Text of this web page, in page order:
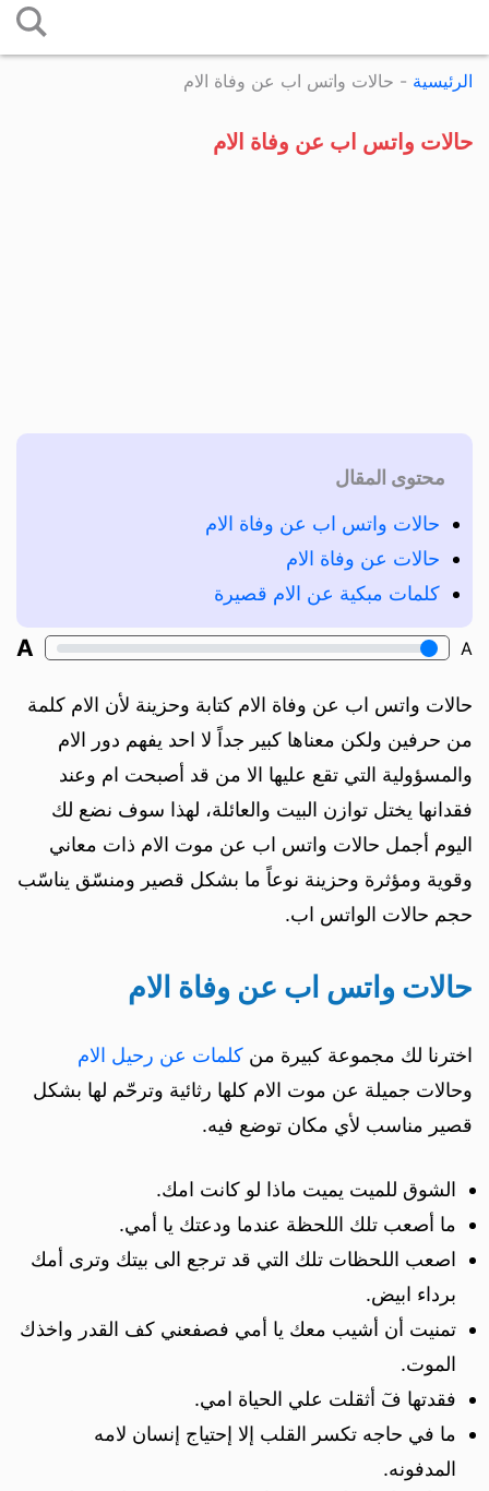
إلى
المحتوى
الرئيسية - حالات واتس اب عن وفاة الام
حالات واتس اب عن وفاة الام
محتوى المقال
حالات واتس اب عن وفاة الام
حالات عن وفاة الام
كلمات مبكية عن الام قصيرة
A
A
حالات واتس اب عن وفاة الام كتابة وحزينة لأن الام كلمة
من حرفين ولكن معناها كبير جداً لا احد يفهم دور الام
والمسؤولية التي تقع عليها الا من قد أصبحت ام وعند
فقدانها يختل توازن البيت والعائلة، لهذا سوف نضع لك
اليوم أجمل حالات واتس اب عن موت الام ذات معاني
وقوية ومؤثرة وحزينة نوعاً ما بشكل قصير ومنسّق يناسّب
حجم حالات الواتس اب.
حالات واتس اب عن وفاة الام
اخترنا لك مجموعة كبيرة من كلمات عن رحيل الام
وحالات جميلة عن موت الام كلها رثائية وترحّم لها بشكل
قصير مناسب لأي مكان توضع فيه.
الشوق للميت يميت ماذا لو كانت امك.
ما أصعب تلك اللحظة عندما ودعتك يا أمي.
اصعب اللحظات تلك التي قد ترجع الى بيتك وترى أمك
برداء ابيض.
تمنيت أن أشيب معك يا أمي فصفعني كف القدر واخذك
الموت.
فقدتها فٓ أثقلت علي الحياة امي.
ما في حاجه تكسر القلب إلا إحتياج إنسان لامه
المدفونه.